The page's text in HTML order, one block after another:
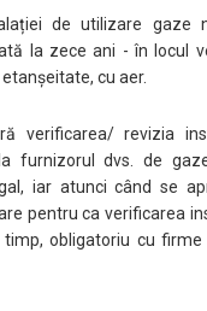
de utilizare gaze
la zece ani - în locul
cu aer.
verificarea/ revizia
furnizorul dvs. de
iar atunci când se
pentru ca verificarea
obligatoriu cu firme